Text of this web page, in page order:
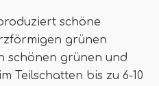
schöne
grünen
schönen grünen und
Teilschatten bis zu 6-10